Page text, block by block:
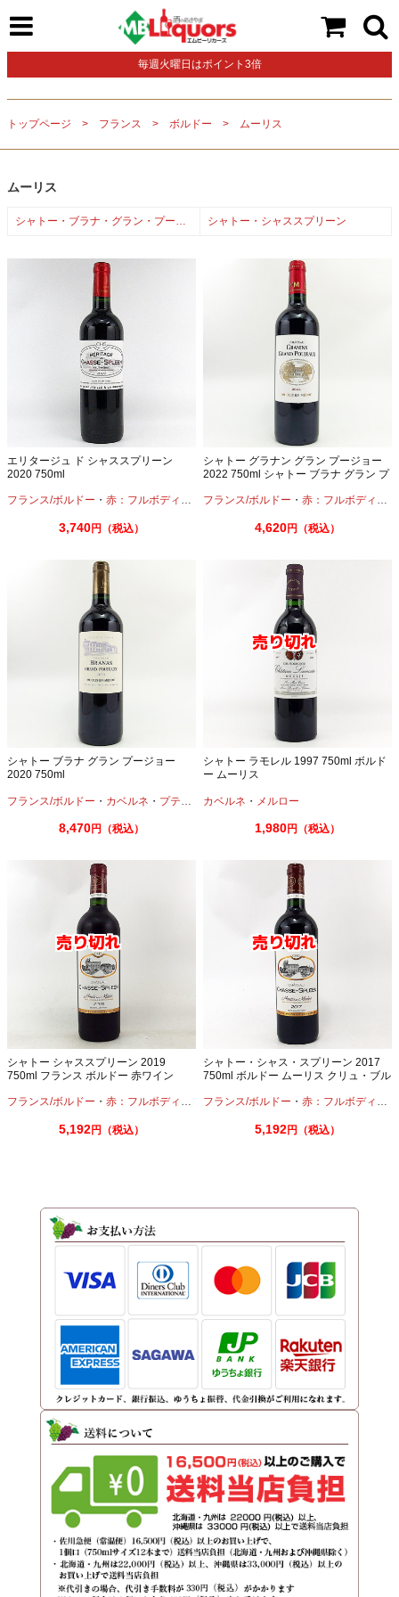
毎週火曜日はポイント3倍
トップページ フランス ボルドー ムーリス
ムーリス
シャトー・ブラナ・グラン・プージョー シャトー・シャススプリーン
エリタージュ ド シャススプリーン
2020 750ml
フランス/ボルドー ・ 赤：フルボディ ・ カベルネ・プティヴェルド ・メルロー
3,740円（税込）
シャトー グラナン グラン プージョー
2022 750ml シャトー ブラナ グラン プ
フランス/ボルドー ・赤：フルボディ ・
4,620円（税込）
シャトー ブラナ グラン プージョー
2020 750ml
フランス/ボルドー ・ カベルネ ・ プティヴェルド ・ メルロー
8,470円（税込）
シャトー ラモレル 1997 750ml ボルド
ー ムーリス
カベルネ ・ メルロー
1,980円（税込）
シャトー シャススプリーン 2019
750ml フランス ボルドー 赤ワイン
フランス/ボルドー ・ 赤：フルボディ ・ カベルネ・プティヴェルド ・メルロー
5,192円（税込）
シャトー・シャス・スプリーン 2017
750ml ボルドー ムーリス クリュ・ブル
フランス/ボルドー ・赤：フルボディ ・
5,192円（税込）